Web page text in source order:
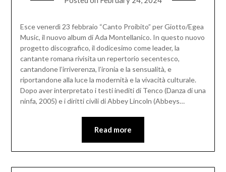
Esce venerdì 23 febbraio “Canto Proibito” per Giotto/Egea
Music, il nuovo album di Ada Montellanico. In questo nuovo
progetto discografico, il dodicesimo come leader, la
cantante romana rivisita un repertorio secentesco,
cantandone l’irriverenza, l’ironia e la sensualità, e
riportandone alla luce la modernità e la vivacità culturale.
Dopo aver interpretato i testi inediti di Tenco (Danza di una
ninfa, 2005) e i diritti civili di Abbey Lincoln (Abbeys…
Read more